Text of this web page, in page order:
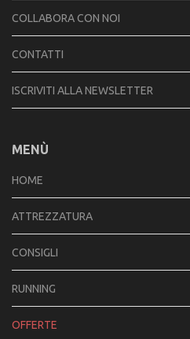
COLLABORA CON NOI
CONTATTI
ISCRIVITI ALLA NEWSLETTER
MENÙ
HOME
ATTREZZATURA
CONSIGLI
RUNNING
OFFERTE